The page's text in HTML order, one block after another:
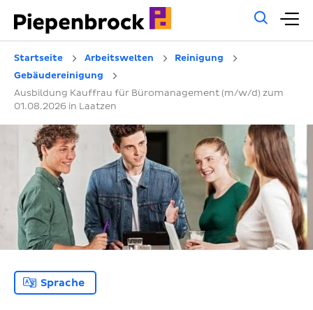
Startseite Arbeitswelten
Reinigung
Gebäudereinigung
Ausbildung Kauffrau für Büromanagement (m/w/d) zum
01.08.2026 in Laatzen
Sprache